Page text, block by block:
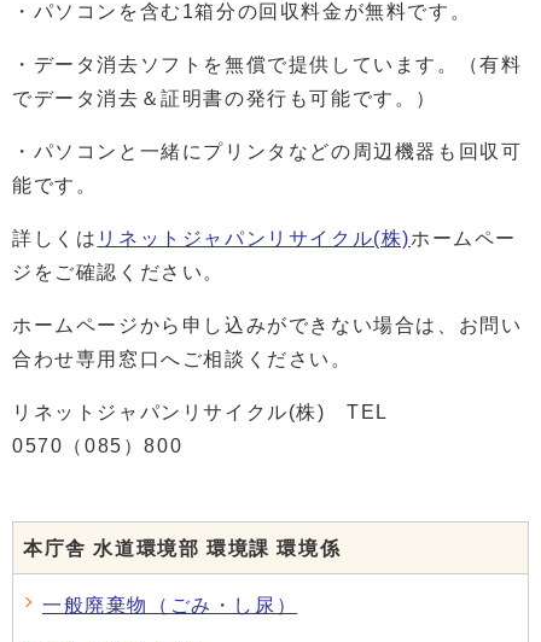
・パソコンを含む1箱分の回収料金が無料です。
・データ消去ソフトを無償で提供しています。（有料
でデータ消去＆証明書の発行も可能です。）
・パソコンと一緒にプリンタなどの周辺機器も回収可
能です。
詳しくは リネットジャパンリサイクル(株)ホームペー
ジをご確認ください。
ホームページから申し込みができない場合は、お問い
合わせ専用窓口へご相談ください。
リネットジャパンリサイクル(株) TEL
0570（085）800
本庁舎 水道環境部 環境課 環境係
一般廃棄物（ごみ・し尿）